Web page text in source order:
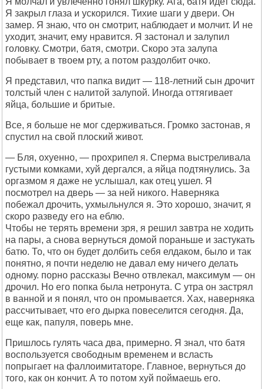
Я закрыл глаза и ускорился. Тихие шаги у двери. Он
замер. Я знаю, что он смотрит, наблюдает и молчит. И не
уходит, значит, ему нравится. Я застонал и залупил
головку. Смотри, батя, смотри. Скоро эта залупа
побывает в твоем рту, а потом раздолбит очко.
Я представил, что папка видит — 118-летний сын дрочит
толстый член с налитой залупой. Иногда оттягивает
яйца, большие и бритые.
Все, я больше не мог сдерживаться. Громко застонав, я
спустил на свой плоский живот.
— Бля, охуенно, — прохрипел я. Сперма выстреливала
густыми комками, хуй дергался, а яйца подтянулись. За
оргазмом я даже не услышал, как отец ушел. Я
посмотрел на дверь — за ней никого. Наверняка
побежал дрочить, ухмыльнулся я. Это хорошо, значит, я
скоро разведу его на еблю.
Чтобы не терять времени зря, я решил завтра не ходить
на пары, а снова вернуться домой пораньше и застукать
батю. То, что он будет долбить себя елдаком, было и так
понятно, я почти неделю не давал ему ничего делать
одному. порно рассказы Вечно отвлекал, максимум — он
дрочил. Но его попка была нетронута. С утра он застрял
в ванной и я понял, что он промывается. Хах, наверняка
рассчитывает, что его дырка повеселится сегодня. Да,
еще как, папуля, поверь мне.
Пришлось гулять часа два, примерно. Я знал, что батя
воспользуется свободным временем и всласть
попрыгает на фаллоимитаторе. Главное, вернуться до
того, как он кончит. А то потом хуй поймаешь его.